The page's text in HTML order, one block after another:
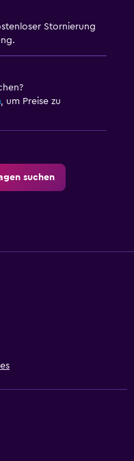
Stornierung
, um Preise zu
suchen